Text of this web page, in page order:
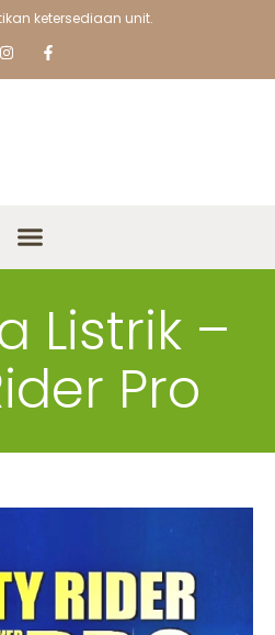
ketersediaan unit.
Listrik –
Pro